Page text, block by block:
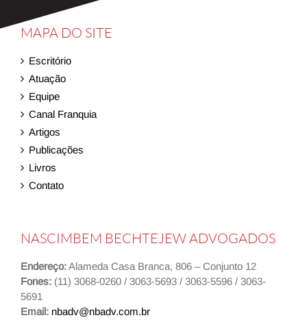
MAPA DO SITE
Escritório
Atuação
Equipe
Canal Franquia
Artigos
Publicações
Livros
Contato
NASCIMBEM BECHTEJEW ADVOGADOS
Endereço:Alameda Casa Branca, 806 – Conjunto 12
Fones: (11) 3068-0260 / 3063-5693 / 3063-5596 / 3063-
5691
Email: nbadv@nbadv.com.br